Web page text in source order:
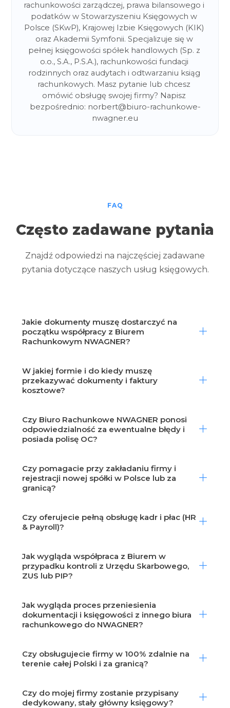
rachunkowości zarządczej, prawa bilansowego i
podatków w Stowarzyszeniu Księgowych w
Polsce (SKwP), Krajowej Izbie Księgowych (KIK)
oraz Akademii Symfonii. Specjalizuje się w
pełnej księgowości spółek handlowych (Sp. z
o.o., S.A., P.S.A.), rachunkowości fundacji
rodzinnych oraz audytach i odtwarzaniu ksiąg
rachunkowych. Masz pytanie lub chcesz
omówić obsługę swojej firmy? Napisz
bezpośrednio: norbert@biuro-rachunkowe-
nwagner.eu
FAQ
Często zadawane pytania
Znajdź odpowiedzi na najczęściej zadawane
pytania dotyczące naszych usług księgowych.
Jakie dokumenty muszę dostarczyć na
początku współpracy z Biurem
Rachunkowym NWAGNER?
W jakiej formie i do kiedy muszę
przekazywać dokumenty i faktury
kosztowe?
Czy Biuro Rachunkowe NWAGNER ponosi
odpowiedzialność za ewentualne błędy i
posiada polisę OC?
Czy pomagacie przy zakładaniu firmy i
rejestracji nowej spółki w Polsce lub za
granicą?
Czy oferujecie pełną obsługę kadr i płac (HR
& Payroll)?
Jak wygląda współpraca z Biurem w
przypadku kontroli z Urzędu Skarbowego,
ZUS lub PIP?
Jak wygląda proces przeniesienia
dokumentacji i księgowości z innego biura
rachunkowego do NWAGNER?
Czy obsługujecie firmy w 100% zdalnie na
terenie całej Polski i za granicą?
Czy do mojej firmy zostanie przypisany
dedykowany, stały główny księgowy?